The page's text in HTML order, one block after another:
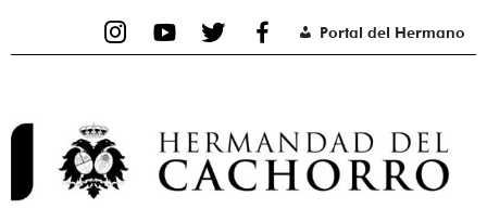
Portal del Hermano